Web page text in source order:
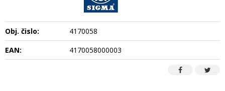
Obj. čislo:
4170058
EAN:
4170058000003